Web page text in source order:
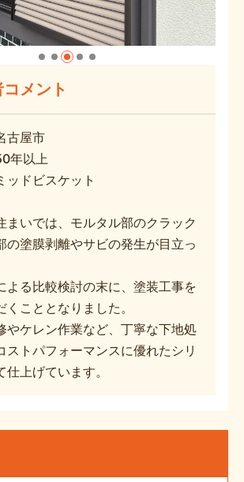
メント
古屋市
年以上
ッドビスケット
まいでは、モルタル部のクラック
の塗膜剥離やサビの発生が目立っ
よる比較検討の末に、塗装工事を
くこととなりました。
やケレン作業など、丁寧な下地処
ストパフォーマンスに優れたシリ
仕上げています。